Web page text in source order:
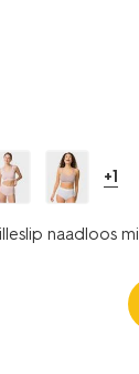
+1
naadloos